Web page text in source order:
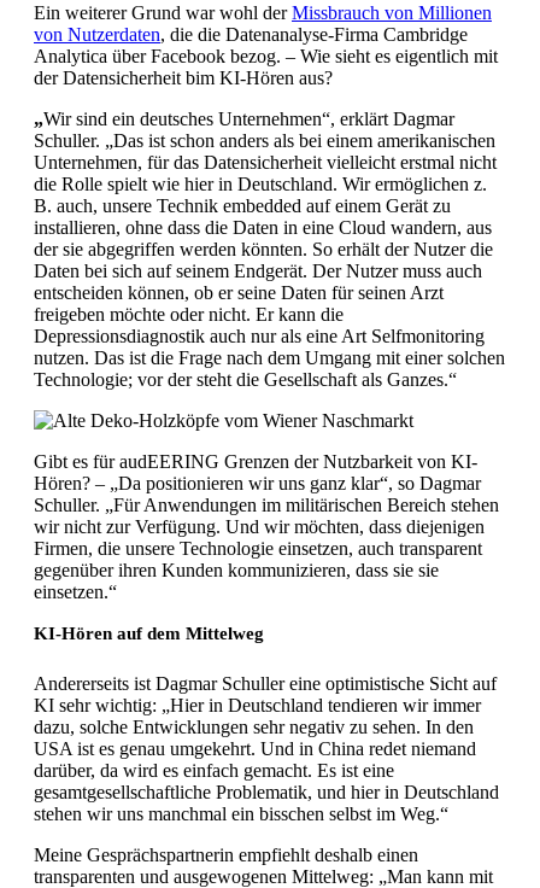
Ein weiterer Grund war wohl derMissbrauch von Millionen
von Nutzerdaten, die die Datenanalyse-Firma Cambridge
Analytica über Facebook bezog. – Wie sieht es eigentlich mit
der Datensicherheit bim KI-Hören aus?
„Wir sind ein deutsches Unternehmen“, erklärt Dagmar
Schuller. „Das ist schon anders als bei einem amerikanischen
Unternehmen, für das Datensicherheit vielleicht erstmal nicht
die Rolle spielt wie hier in Deutschland. Wir ermöglichen z.
B. auch, unsere Technik embedded auf einem Gerät zu
installieren, ohne dass die Daten in eine Cloud wandern, aus
der sie abgegriffen werden könnten. So erhält der Nutzer die
Daten bei sich auf seinem Endgerät. Der Nutzer muss auch
entscheiden können, ob er seine Daten für seinen Arzt
freigeben möchte oder nicht. Er kann die
Depressionsdiagnostik auch nur als eine Art Selfmonitoring
nutzen. Das ist die Frage nach dem Umgang mit einer solchen
Technologie; vor der steht die Gesellschaft als Ganzes.“
Gibt es für audEERING Grenzen der Nutzbarkeit von KI-
Hören? – „Da positionieren wir uns ganz klar“, so Dagmar
Schuller. „Für Anwendungen im militärischen Bereich stehen
wir nicht zur Verfügung. Und wir möchten, dass diejenigen
Firmen, die unsere Technologie einsetzen, auch transparent
gegenüber ihren Kunden kommunizieren, dass sie sie
einsetzen.“
KI-Hören auf dem Mittelweg
Andererseits ist Dagmar Schuller eine optimistische Sicht auf
KI sehr wichtig: „Hier in Deutschland tendieren wir immer
dazu, solche Entwicklungen sehr negativ zu sehen. In den
USA ist es genau umgekehrt. Und in China redet niemand
darüber, da wird es einfach gemacht. Es ist eine
gesamtgesellschaftliche Problematik, und hier in Deutschland
stehen wir uns manchmal ein bisschen selbst im Weg.“
Meine Gesprächspartnerin empfiehlt deshalb einen
transparenten und ausgewogenen Mittelweg: „Man kann mit